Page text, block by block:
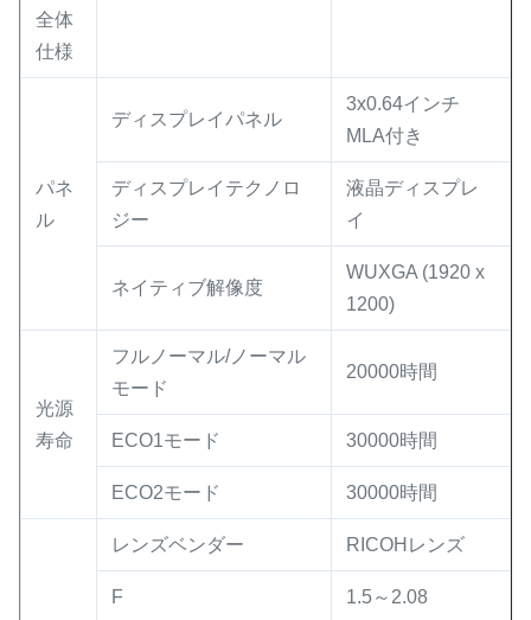
全体
仕様
パネ
ル
ディスプレイパネル
3x0.64インチ
MLA付き
ディスプレイテクノロ
ジー
液晶ディスプレ
イ
ネイティブ解像度
WUXGA (1920 x
1200)
光源
寿命
フルノーマル/ノーマル
モード
20000時間
ECO1モード 30000時間
ECO2モード 30000時間
レンズベンダー RICOHレンズ
F 1.5～2.08